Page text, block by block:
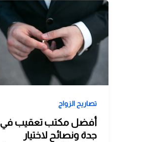
تصاريح الزواج
أفضل مكتب تعقيب في
جدة ونصائح لاختيار